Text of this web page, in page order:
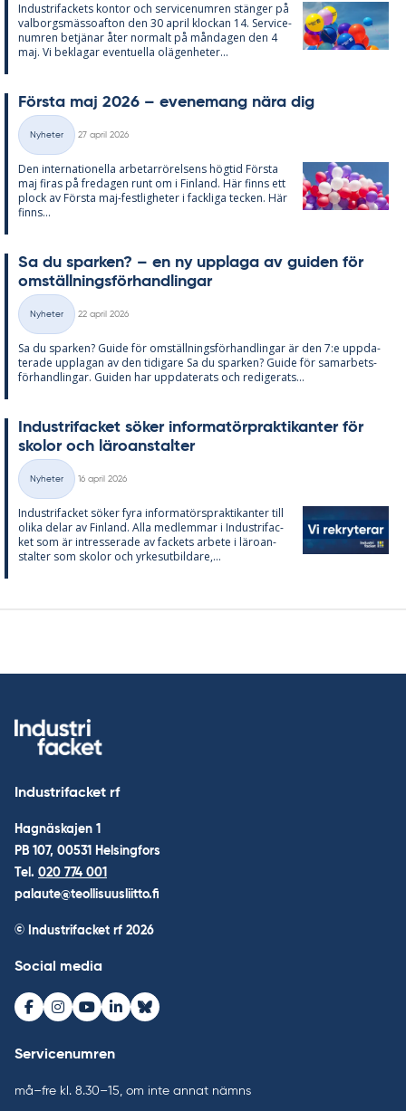
In­du­stri­fac­kets kon­tor och ser­vice­num­ren stäng­er på
val­borgs­mäs­so­af­ton den 30 april kloc­kan 14. Ser­vice­
num­ren be­tjä­nar åter nor­malt på mån­da­gen den 4
maj. Vi be­kla­gar even­tu­el­la olä­gen­he­ter...
Förs­ta maj 2026 – eve­ne­mang nära dig
Kategorier
Nyheter
27 april 2026
Den in­ter­na­tio­nel­la ar­be­tar­rö­rel­sens hög­tid Förs­ta
maj fi­ras på fre­da­gen runt om i Fin­land. Här fin­ns ett
plock av Förs­ta maj-fest­lig­he­ter i fack­li­ga tec­ken. Här
fin­ns...
Sa du spar­ken? – en ny upp­laga av gui­den för
om­ställ­nings­för­hand­ling­ar
Kategorier
Nyheter
22 april 2026
Sa du spar­ken? Guide för om­ställ­nings­för­hand­ling­ar är den 7:e upp­da­
te­ra­de upp­la­gan av den ti­di­ga­re Sa du spar­ken? Guide för sam­ar­bets­
för­hand­ling­ar. Gui­den har upp­da­te­ra­ts och re­di­ge­ra­ts...
In­du­stri­fac­ket sö­ker in­for­ma­törprak­ti­kan­ter för
sko­lor och läro­an­stal­ter
Kategorier
Nyheter
16 april 2026
In­du­stri­fac­ket sö­ker fyra in­for­ma­tör­sprak­ti­kan­ter till
oli­ka de­lar av Fin­land. Alla med­lem­mar i In­du­stri­fac­
ket som är in­tres­se­ra­de av fac­kets ar­bete i läro­an­
stal­ter som sko­lor och yr­kes­ut­bil­da­re,...
Industrifacket rf
Hagnäskajen 1
PB 107, 00531 Helsingfors
Tel. 020 774 001
palaute@teollisuusliitto.fi
© Industrifacket rf 2026
Social media
Facebook
Instagram
Youtube
LinkedInBluesky
Servicenumren
må–fre kl. 8.30–15, om inte annat nämns